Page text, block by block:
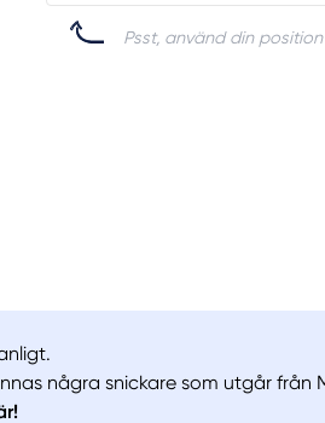
Psst, använd din
några snickare som utgår